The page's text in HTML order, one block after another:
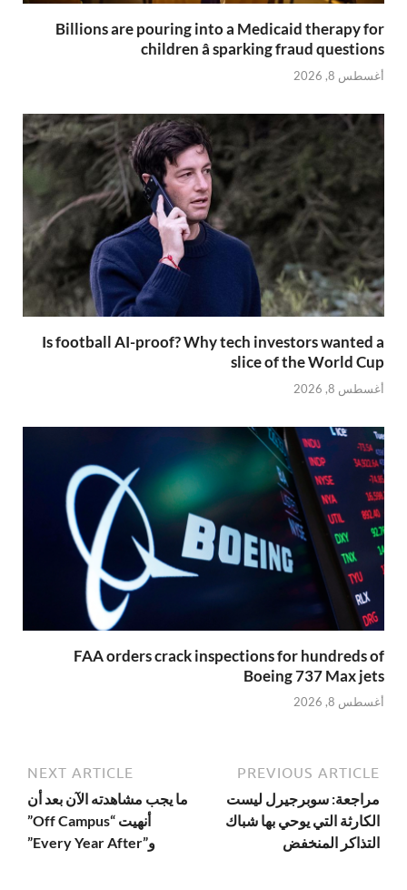
Billions are pouring into a Medicaid therapy for
children â sparking fraud questions
أغسطس 8, 2026
Is football AI-proof? Why tech investors wanted a
slice of the World Cup
أغسطس 8, 2026
FAA orders crack inspections for hundreds of
Boeing 737 Max jets
أغسطس 8, 2026
PREVIOUS ARTICLE
مراجعة: سوبرجيرل ليست
الكارثة التي يوحي بها شباك
التذاكر المنخفض
NEXT ARTICLE
ما يجب مشاهدته الآن بعد أن
أنهيت “Off Campus”
و”Every Year After”